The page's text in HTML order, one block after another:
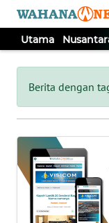
Utama
Berita dengan
Tutup
UTAMA
NUSANTARA
KHAS